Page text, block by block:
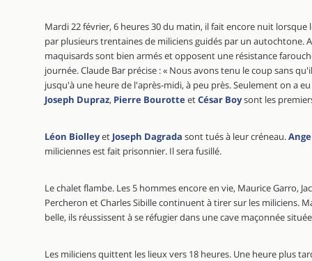
Mardi 22 février, 6 heures 30 du matin, il fait encore nuit lorsque
par plusieurs trentaines de miliciens guidés par un autochtone.
maquisards sont bien armés et opposent une résistance
journée. Claude Bar précise : « Nous avons tenu le coup sans
jusqu'à une heure de l'après-midi, à peu près. Seulement on a
Joseph Dupraz, Pierre BourotteetCésar Boysont les
Léon Biolleyet Joseph Dagrada sont tués à leur créneau.
miliciennes est fait prisonnier. Il sera fusillé.
Le chalet flambe. Les 5 hommes encore en vie, Maurice Garro,
Percheron et Charles Sibille continuent à tirer sur les miliciens.
belle, ils réussissent à se réfugier dans une cave maçonnée
Les miliciens quittent les lieux vers 18 heures. Une heure plus